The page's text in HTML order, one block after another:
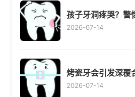
孩子牙洞疼哭？警
2026-07-14
烤瓷牙会引发深覆
2026-07-14